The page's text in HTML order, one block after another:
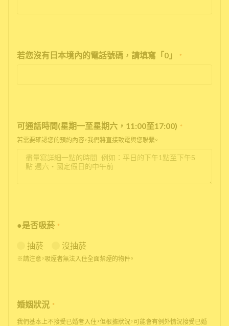
若您沒有日本境內的電話號碼，請填寫「0」 *
可通話時間(星期一至星期六，11:00至17:00) *
若需要確認您的預約內容，我們將直接致電與您聯繫。
●是否吸菸 *
抽菸 沒抽菸
※請注意，吸煙者無法入住全面禁煙的物件。
婚姻狀況 *
我們基本上不接受已婚者入住，但根據狀況，可能會有例外情況接受已婚